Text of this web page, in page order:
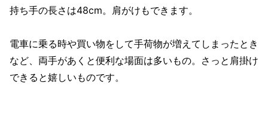
持ち手の長さは48cm。肩がけもできます。
電車に乗る時や買い物をして手荷物が増えてしまったとき
など、両手があくと便利な場面は多いもの。さっと肩掛け
できると嬉しいものです。